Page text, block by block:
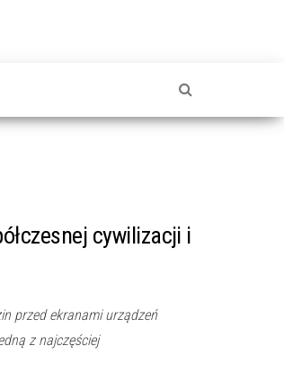
cywilizacji i
przed ekranami urządzeń
z najczęściej